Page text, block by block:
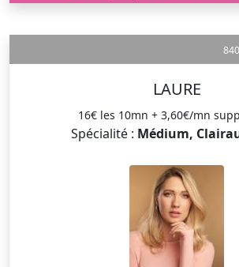
LAURE
16€ les 10mn + 3,60€/mn
Spécialité : Médium,